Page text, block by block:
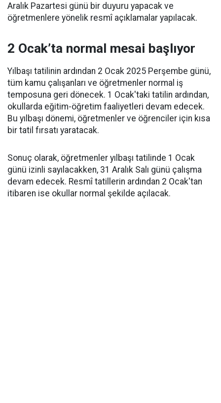
Aralık Pazartesi günü bir duyuru yapacak ve
öğretmenlere yönelik resmî açıklamalar yapılacak.
2 Ocak’ta normal mesai başlıyor
Yılbaşı tatilinin ardından 2 Ocak 2025 Perşembe günü,
tüm kamu çalışanları ve öğretmenler normal iş
temposuna geri dönecek. 1 Ocak'taki tatilin ardından,
okullarda eğitim-öğretim faaliyetleri devam edecek.
Bu yılbaşı dönemi, öğretmenler ve öğrenciler için kısa
bir tatil fırsatı yaratacak.
Sonuç olarak, öğretmenler yılbaşı tatilinde 1 Ocak
günü izinli sayılacakken, 31 Aralık Salı günü çalışma
devam edecek. Resmî tatillerin ardından 2 Ocak'tan
itibaren ise okullar normal şekilde açılacak.